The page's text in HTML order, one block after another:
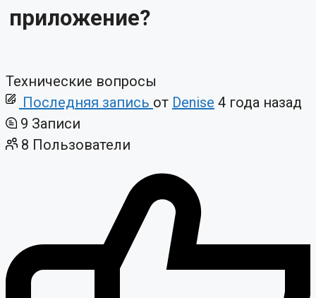
приложение?
Технические вопросы
Последняя запись от Denise 4 года назад
9 Записи
8 Пользователи